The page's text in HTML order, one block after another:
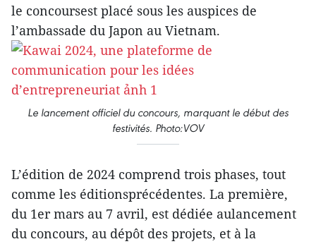
le concoursest placé sous les auspices de
l’ambassade du Japon au Vietnam.
Le lancement officiel du concours, marquant le début des
festivités. Photo:VOV
L’édition de 2024 comprend trois phases, tout
comme les éditionsprécédentes. La première,
du 1er mars au 7 avril, est dédiée aulancement
du concours, au dépôt des projets, et à la